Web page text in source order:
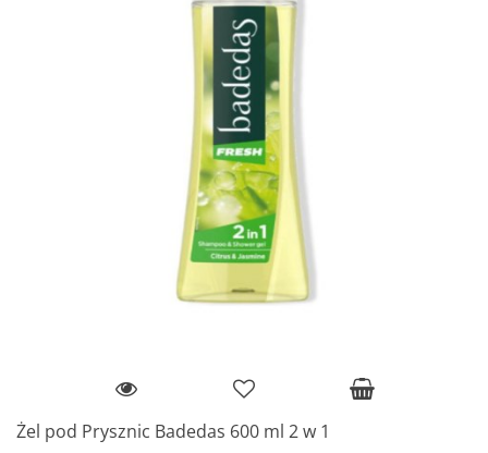
Żel pod Prysznic Badedas 600 ml 2 w 1